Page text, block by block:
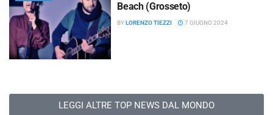
Beach (Grosseto)
BYLORENZO TIEZZI 7 GIUGNO 2024
LEGGI ALTRE TOP NEWS DAL MONDO